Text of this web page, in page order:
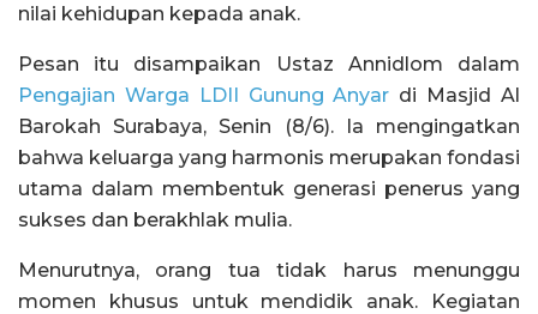
nilai kehidupan kepada anak.
Pesan itu disampaikan Ustaz Annidlom dalam
Pengajian Warga LDII Gunung Anyar di Masjid Al
Barokah Surabaya, Senin (8/6). Ia mengingatkan
bahwa keluarga yang harmonis merupakan fondasi
utama dalam membentuk generasi penerus yang
sukses dan berakhlak mulia.
Menurutnya, orang tua tidak harus menunggu
momen khusus untuk mendidik anak. Kegiatan